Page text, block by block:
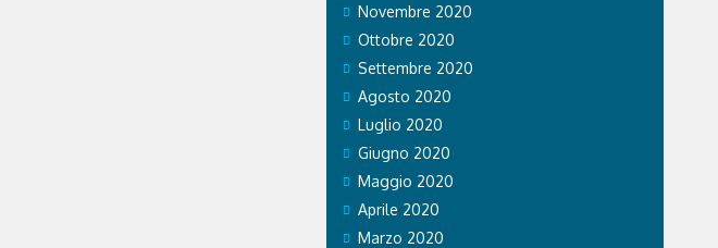
Novembre 2020
Ottobre 2020
Settembre 2020
Agosto 2020
Luglio 2020
Giugno 2020
Maggio 2020
Aprile 2020
Marzo 2020